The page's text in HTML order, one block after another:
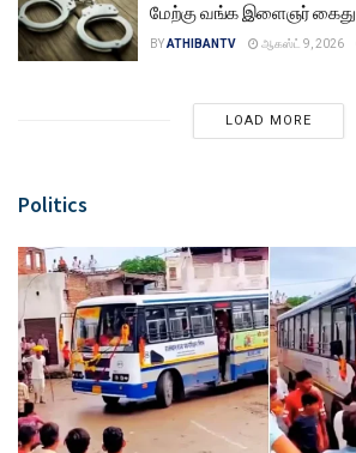
மேற்கு வங்க இளைஞர் கைது
BYATHIBANTV ஆகஸ்ட் 9, 2026
LOAD MORE
Politics